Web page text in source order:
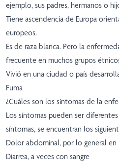
ejemplo, sus padres, hermanos o
Tiene ascendencia de Europa
europeos.
Es de raza blanca. Pero la
frecuente en muchos grupos
Vivió en una ciudad o país
Fuma
¿Cuáles son los síntomas de la
Los síntomas pueden ser
síntomas, se encuentran los
Dolor abdominal, por lo general
Diarrea, a veces con sangre